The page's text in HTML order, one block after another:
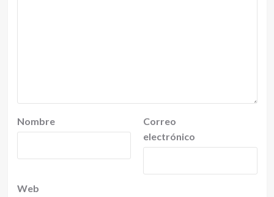
Nombre
Correo
electrónico
Web